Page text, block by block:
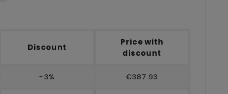
Discount
Price with
discount
-3% €387.93